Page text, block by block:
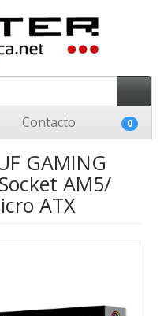
Contacto 0
GAMING
AM5/
ATX